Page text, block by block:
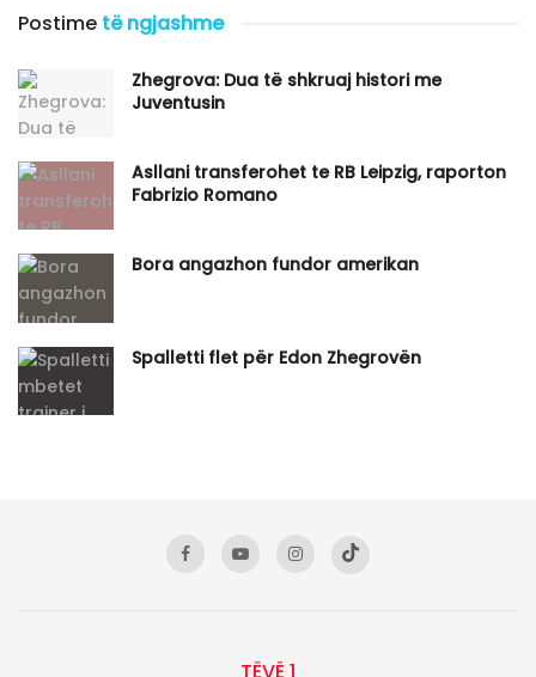
Postime të ngjashme
Zhegrova: Dua të shkruaj histori me
Juventusin
Asllani transferohet te RB Leipzig, raporton
Fabrizio Romano
Bora angazhon fundor amerikan
Spalletti flet për Edon Zhegrovën
TËVË 1